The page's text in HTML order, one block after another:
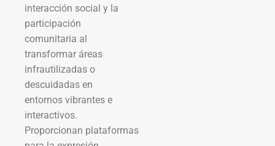
interacción social y la
participación
comunitaria al
transformar áreas
infrautilizadas o
descuidadas en
entornos vibrantes e
interactivos.
Proporcionan plataformas